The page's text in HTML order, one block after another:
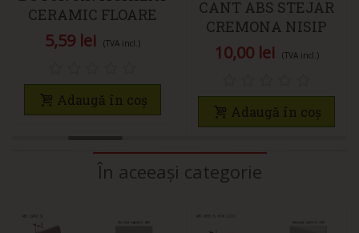
CERAMIC FLOARE
25MM C7103
5,59 lei (TVA incl.)
Adaugă în coș
CANT ABS STEJAR
CREMONA NISIP
43MM X 2MM
10,00 lei (TVA incl.)
Adaugă în coș
În aceeași categorie